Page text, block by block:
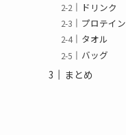
ドリンク
プロテイン
タオル
バッグ
まとめ